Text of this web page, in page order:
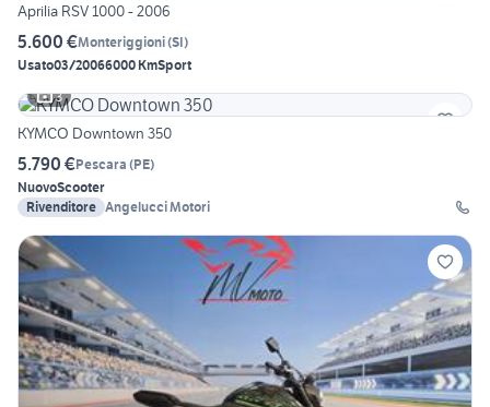
Aprilia RSV 1000 - 2006
5.600 €Monteriggioni(SI)
Usato03/20066000 KmSport
3
KYMCO Downtown 350
5.790 €Pescara (PE)
NuovoScooter
Rivenditore Angelucci Motori